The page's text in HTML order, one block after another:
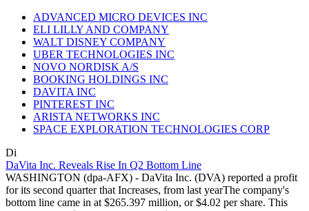
ADVANCED MICRO DEVICES INC
ELI LILLY AND COMPANY
WALT DISNEY COMPANY
UBER TECHNOLOGIES INC
NOVO NORDISK A/S
BOOKING HOLDINGS INC
DAVITA INC
PINTEREST INC
ARISTA NETWORKS INC
SPACE EXPLORATION TECHNOLOGIES CORP
Di
DaVita Inc. Reveals Rise In Q2 Bottom Line
WASHINGTON (dpa-AFX) - DaVita Inc. (DVA) reported a profit
for its second quarter that Increases, from last yearThe company's
bottom line came in at $265.397 million, or $4.02 per share. This